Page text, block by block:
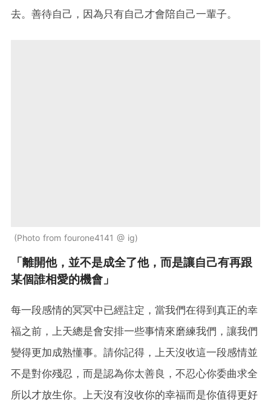
去。善待自己，因為只有自己才會陪自己一輩子。
Photo from fourone4141 @ ig
「離開他，並不是成全了他，而是讓自己有再跟
某個誰相愛的機會」
每一段感情的冥冥中已經註定，當我們在得到真正的幸
福之前，上天總是會安排一些事情來磨練我們，讓我們
變得更加成熟懂事。請你記得，上天沒收這一段感情並
不是對你殘忍，而是認為你太善良，不忍心你委曲求全
所以才放生你。上天沒有沒收你的幸福而是你值得更好